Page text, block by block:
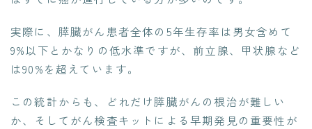
実際に、膵臓がん患者全体の5年生存率は男女含めて
9%以下とかなりの低水準ですが、前立腺、甲状腺など
は90%を超えています。
この統計からも、どれだけ膵臓がんの根治が難しい
か、そしてがん検査キットによる早期発見の重要性が